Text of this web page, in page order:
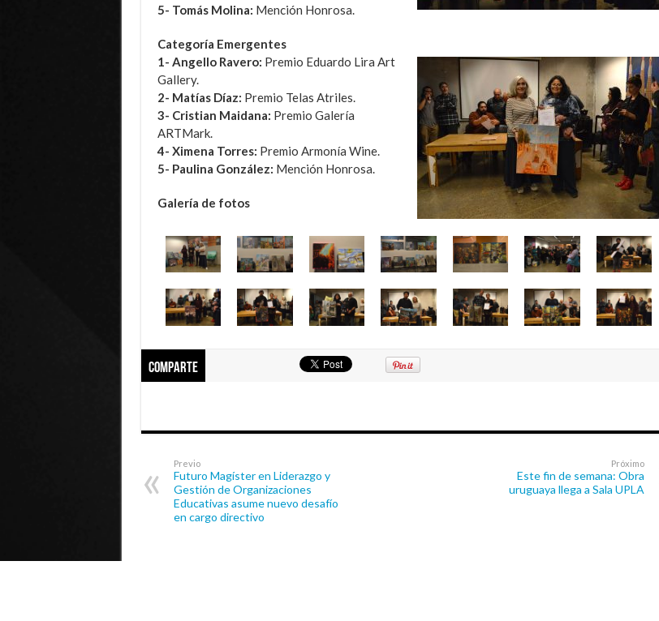
5- Tomás Molina: Mención Honrosa.
Categoría Emergentes
1- Angello Ravero: Premio Eduardo Lira Art
Gallery.
2- Matías Díaz: Premio Telas Atriles.
3- Cristian Maidana: Premio Galería
ARTMark.
4- Ximena Torres: Premio Armonía Wine.
5- Paulina González: Mención Honrosa.
Galería de fotos
Comparte
Previo
Futuro Magíster en Liderazgo y
Gestión de Organizaciones
Educativas asume nuevo desafío
en cargo directivo
Próximo
Este fin de semana: Obra
uruguaya llega a Sala UPLA